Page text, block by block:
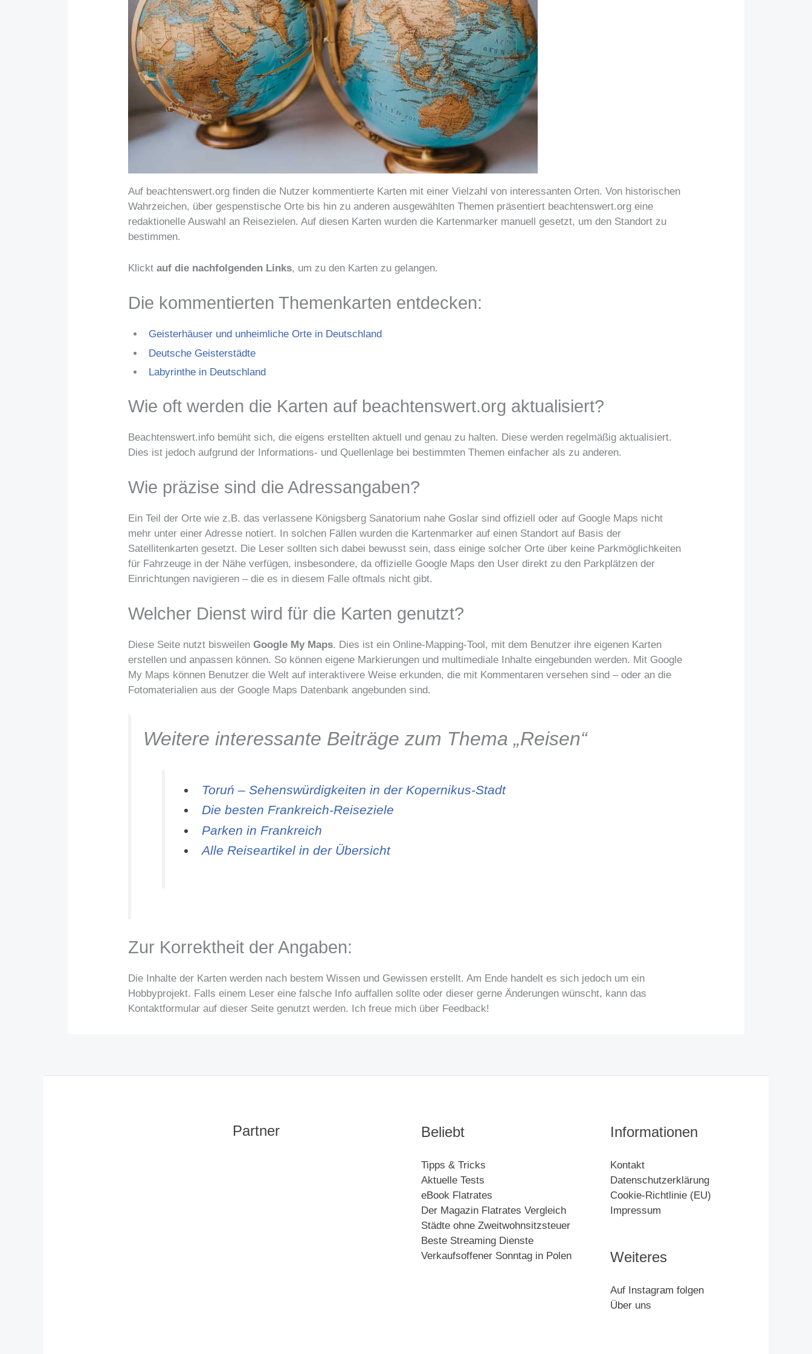
Auf beachtenswert.org finden die Nutzer kommentierte Karten mit einer Vielzahl von interessanten Orten. Von historischen
Wahrzeichen, über gespenstische Orte bis hin zu anderen ausgewählten Themen präsentiert beachtenswert.org eine
redaktionelle Auswahl an Reisezielen. Auf diesen Karten wurden die Kartenmarker manuell gesetzt, um den Standort zu
bestimmen.
Klickt auf die nachfolgenden Links, um zu den Karten zu gelangen.
Die kommentierten Themenkarten entdecken:
Geisterhäuser und unheimliche Orte in Deutschland
Deutsche Geisterstädte
Labyrinthe in Deutschland
Wie oft werden die Karten auf beachtenswert.org aktualisiert?
Beachtenswert.info bemüht sich, die eigens erstellten aktuell und genau zu halten. Diese werden regelmäßig aktualisiert.
Dies ist jedoch aufgrund der Informations- und Quellenlage bei bestimmten Themen einfacher als zu anderen.
Wie präzise sind die Adressangaben?
Ein Teil der Orte wie z.B. das verlassene Königsberg Sanatorium nahe Goslar sind offiziell oder auf Google Maps nicht
mehr unter einer Adresse notiert. In solchen Fällen wurden die Kartenmarker auf einen Standort auf Basis der
Satellitenkarten gesetzt. Die Leser sollten sich dabei bewusst sein, dass einige solcher Orte über keine Parkmöglichkeiten
für Fahrzeuge in der Nähe verfügen, insbesondere, da offizielle Google Maps den User direkt zu den Parkplätzen der
Einrichtungen navigieren – die es in diesem Falle oftmals nicht gibt.
Welcher Dienst wird für die Karten genutzt?
Diese Seite nutzt bisweilen Google My Maps. Dies ist ein Online-Mapping-Tool, mit dem Benutzer ihre eigenen Karten
erstellen und anpassen können. So können eigene Markierungen und multimediale Inhalte eingebunden werden. Mit Google
My Maps können Benutzer die Welt auf interaktivere Weise erkunden, die mit Kommentaren versehen sind – oder an die
Fotomaterialien aus der Google Maps Datenbank angebunden sind.
Weitere interessante Beiträge zum Thema „Reisen“
Toruń – Sehenswürdigkeiten in der Kopernikus-Stadt
Die besten Frankreich-Reiseziele
Parken in Frankreich
Alle Reiseartikel in der Übersicht
Zur Korrektheit der Angaben:
Die Inhalte der Karten werden nach bestem Wissen und Gewissen erstellt. Am Ende handelt es sich jedoch um ein
Hobbyprojekt. Falls einem Leser eine falsche Info auffallen sollte oder dieser gerne Änderungen wünscht, kann das
Kontaktformular auf dieser Seite genutzt werden. Ich freue mich über Feedback!
Partner Beliebt
Tipps & Tricks
Aktuelle Tests
eBook Flatrates
Der Magazin Flatrates Vergleich
Städte ohne Zweitwohnsitzsteuer
Beste Streaming Dienste
Verkaufsoffener Sonntag in Polen
Informationen
Kontakt
Datenschutzerklärung
Cookie-Richtlinie (EU)
Impressum
Weiteres
Auf Instagram folgen
Über uns